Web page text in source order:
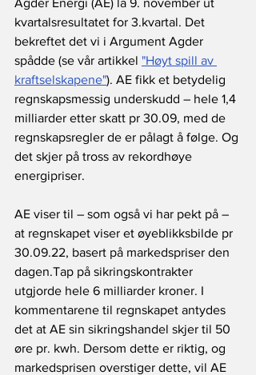
kvartalsresultatet for 3.kvartal. Det
bekreftet det vi i Argument Agder
spådde (se vår artikkel "Høyt spill av
kraftselskapene"). AE fikk et betydelig
regnskapsmessig underskudd – hele 1,4
milliarder etter skatt pr 30.09, med de
regnskapsregler de er pålagt å følge. Og
det skjer på tross av rekordhøye
energipriser.
AE viser til – som også vi har pekt på –
at regnskapet viser et øyeblikksbilde pr
30.09.22, basert på markedspriser den
dagen.Tap på sikringskontrakter
utgjorde hele 6 milliarder kroner. I
kommentarene til regnskapet antydes
det at AE sin sikringshandel skjer til 50
øre pr. kwh. Dersom dette er riktig, og
markedsprisen overstiger dette, vil AE